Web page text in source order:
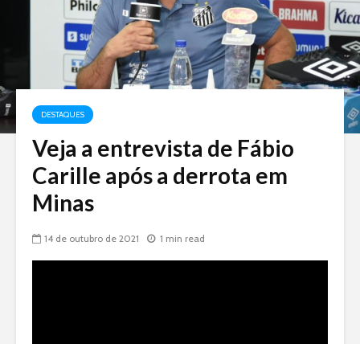
DESTAQUES
Veja a entrevista de Fábio
Carille após a derrota em
Minas
14 de outubro de 2021 1 min read